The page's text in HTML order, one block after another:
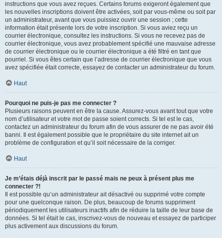
instructions que vous avez reçues. Certains forums exigeront également que
les nouvelles inscriptions doivent être activées, soit par vous-même ou soit par
un administrateur, avant que vous puissiez ouvrir une session ; cette
information était présente lors de votre inscription. Si vous aviez reçu un
courrier électronique, consultez les instructions. Si vous ne recevez pas de
courrier électronique, vous avez probablement spécifié une mauvaise adresse
de courrier électronique ou le courrier électronique a été filtré en tant que
pourriel. Si vous êtes certain que l’adresse de courrier électronique que vous
avez spécifiée était correcte, essayez de contacter un administrateur du forum.
Haut
Pourquoi ne puis-je pas me connecter ?
Plusieurs raisons peuvent en être la cause. Assurez-vous avant tout que votre
nom d’utilisateur et votre mot de passe soient corrects. Si tel est le cas,
contactez un administrateur du forum afin de vous assurer de ne pas avoir été
banni. Il est également possible que le propriétaire du site internet ait un
problème de configuration et qu’il soit nécessaire de la corriger.
Haut
Je m’étais déjà inscrit par le passé mais ne peux à présent plus me
connecter ?!
Il est possible qu’un administrateur ait désactivé ou supprimé votre compte
pour une quelconque raison. De plus, beaucoup de forums suppriment
périodiquement les utilisateurs inactifs afin de réduire la taille de leur base de
données. Si tel était le cas, inscrivez-vous de nouveau et essayez de participer
plus activement aux discussions du forum.